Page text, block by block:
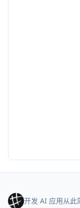
开发 AI 应用从此